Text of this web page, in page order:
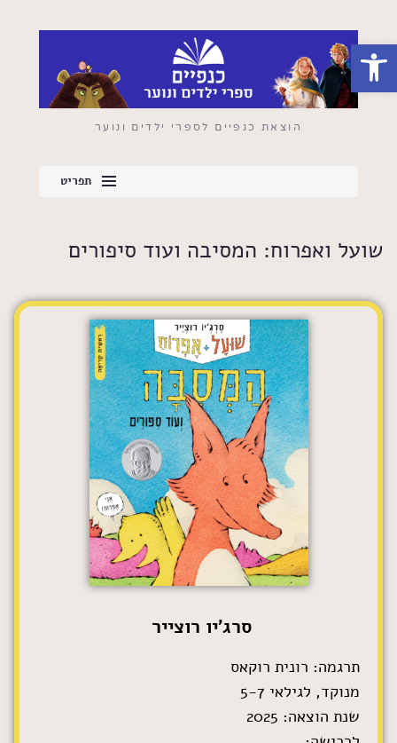
פתח סרגל נגישות
הוצאת כנפיים לספרי ילדים ונוער
תפריט
שועל ואפרוח: המסיבה ועוד סיפורים
סרג'יו רוצייר
תרגמה: רונית רוקאס
מנוקד, לגילאי 5-7
שנת הוצאה: 2025